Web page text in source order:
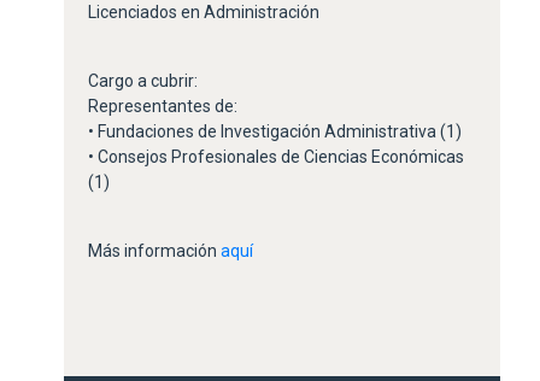
Licenciados en Administración
Cargo a cubrir:
Representantes de:
• Fundaciones de Investigación Administrativa (1)
• Consejos Profesionales de Ciencias Económicas
(1)
Más información aquí